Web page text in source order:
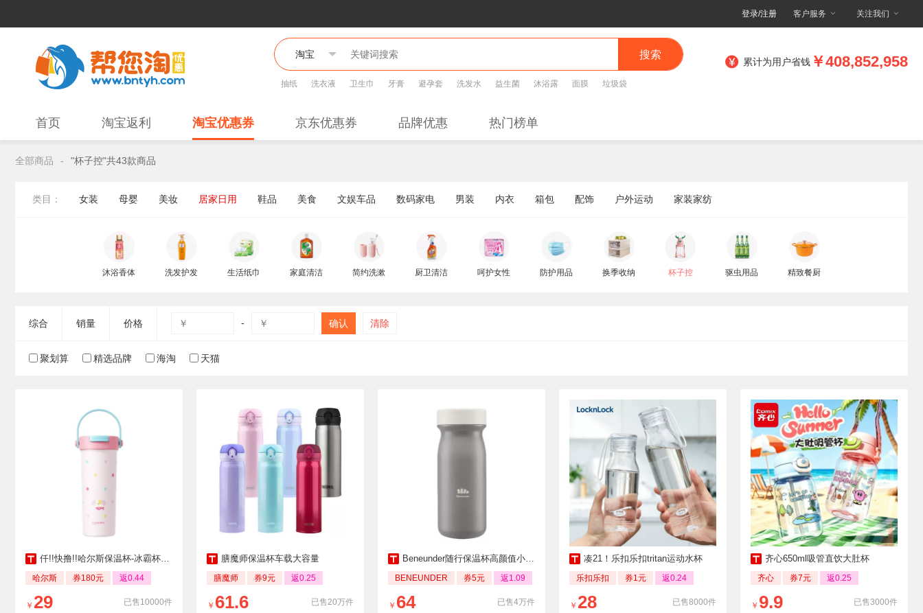
登录/注册 客户服务 关注我们
搜索
抽纸 洗衣液 卫生巾 牙膏 避孕套 洗发水 益生菌 沐浴露 面膜 垃圾袋
累计为用户省钱 ￥408,852,958
首页 淘宝返利 淘宝优惠券 京东优惠券 品牌优惠 热门榜单
全部商品 - "杯子控"共43款商品
类目： 女装 母婴 美妆 居家日用 鞋品 美食 文娱车品 数码家电 男装 内衣 箱包 配饰 户外运动 家装家纺
沐浴香体 洗发护发 生活纸巾 家庭清洁 简约洗漱 厨卫清洁 呵护女性 防护用品 换季收纳 杯子控 驱虫用品 精致餐厨
综合 销量 价格 - 确认 清除
聚划算 精选品牌 海淘 天猫
仟!!快撸!!哈尔斯保温杯-冰霸杯秒杀!!!
哈尔斯 券180元 返0.44
已售10000件
￥ 29
膳魔师保温杯车载大容量
膳魔师 券9元 返0.25
已售20万件
￥ 61.6
Beneunder随行保温杯高颜值小巧随行杯
BENEUNDER 券5元 返1.09
已售4万件
￥ 64
凑21！乐扣乐扣tritan运动水杯
乐扣乐扣 券1元 返0.24
已售8000件
￥ 28
齐心650ml吸管直饮大肚杯
齐心 券7元 返0.25
已售3000件
￥ 9.9